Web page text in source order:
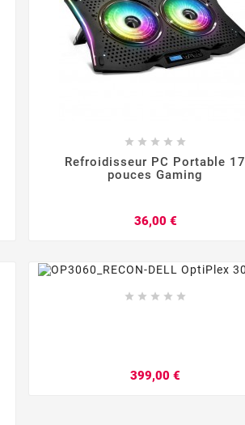

    
Refroidisseur PC Portable 17
pouces Gaming
36,00 €Prix
    
399,00 €